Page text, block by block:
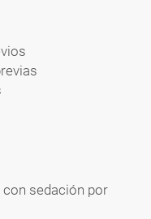
sedación por